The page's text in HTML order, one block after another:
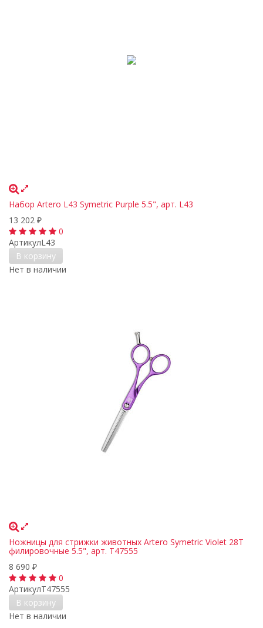
Набор Artero L43 Symetric Purple 5.5", арт. L43
13 202 ₽
0
АртикулL43
В корзину
Нет в наличии
Ножницы для стрижки животных Artero Symetric Violet 28T
филировочные 5.5", арт. T47555
8 690 ₽
0
АртикулT47555
В корзину
Нет в наличии